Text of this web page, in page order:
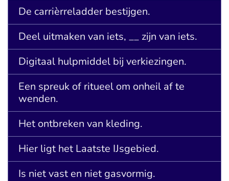
De carrièrreladder bestijgen.
Deel uitmaken van iets, __ zijn van iets.
Digitaal hulpmiddel bij verkiezingen.
Een spreuk of ritueel om onheil af te
wenden.
Het ontbreken van kleding.
Hier ligt het Laatste IJsgebied.
Is niet vast en niet gasvormig.